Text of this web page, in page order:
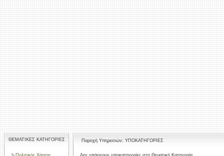
ΘΕΜΑΤΙΚΕΣ ΚΑΤΗΓΟΡΙΕΣ
Πολιτικός Χάρτης
Παροχή Υπηρεσιών: ΥΠΟΚΑΤΗΓΟΡΙΕΣ
Δεν υπάρχουν υποκατηγορίες στη Θεματική Κατηγορία